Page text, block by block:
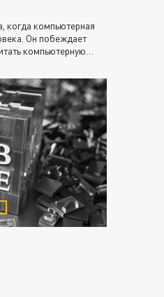
когда компьютерная
Он побеждает
компьютерную